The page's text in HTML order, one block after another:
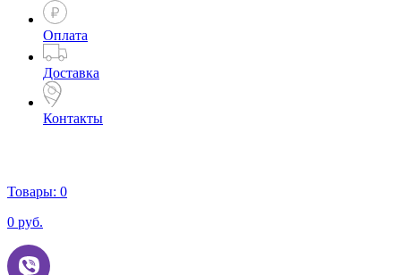
Оплата
Доставка
Контакты
Товары: 0
0 руб.